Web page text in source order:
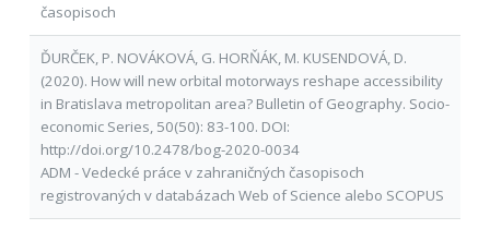
časopisoch
ĎURČEK, P. NOVÁKOVÁ, G. HORŇÁK, M. KUSENDOVÁ, D.
(2020). How will new orbital motorways reshape accessibility
in Bratislava metropolitan area? Bulletin of Geography. Socio-
economic Series, 50(50): 83-100. DOI:
http://doi.org/10.2478/bog-2020-0034
ADM - Vedecké práce v zahraničných časopisoch
registrovaných v databázach Web of Science alebo SCOPUS